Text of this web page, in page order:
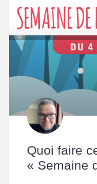
Quoi faire
« Semaine